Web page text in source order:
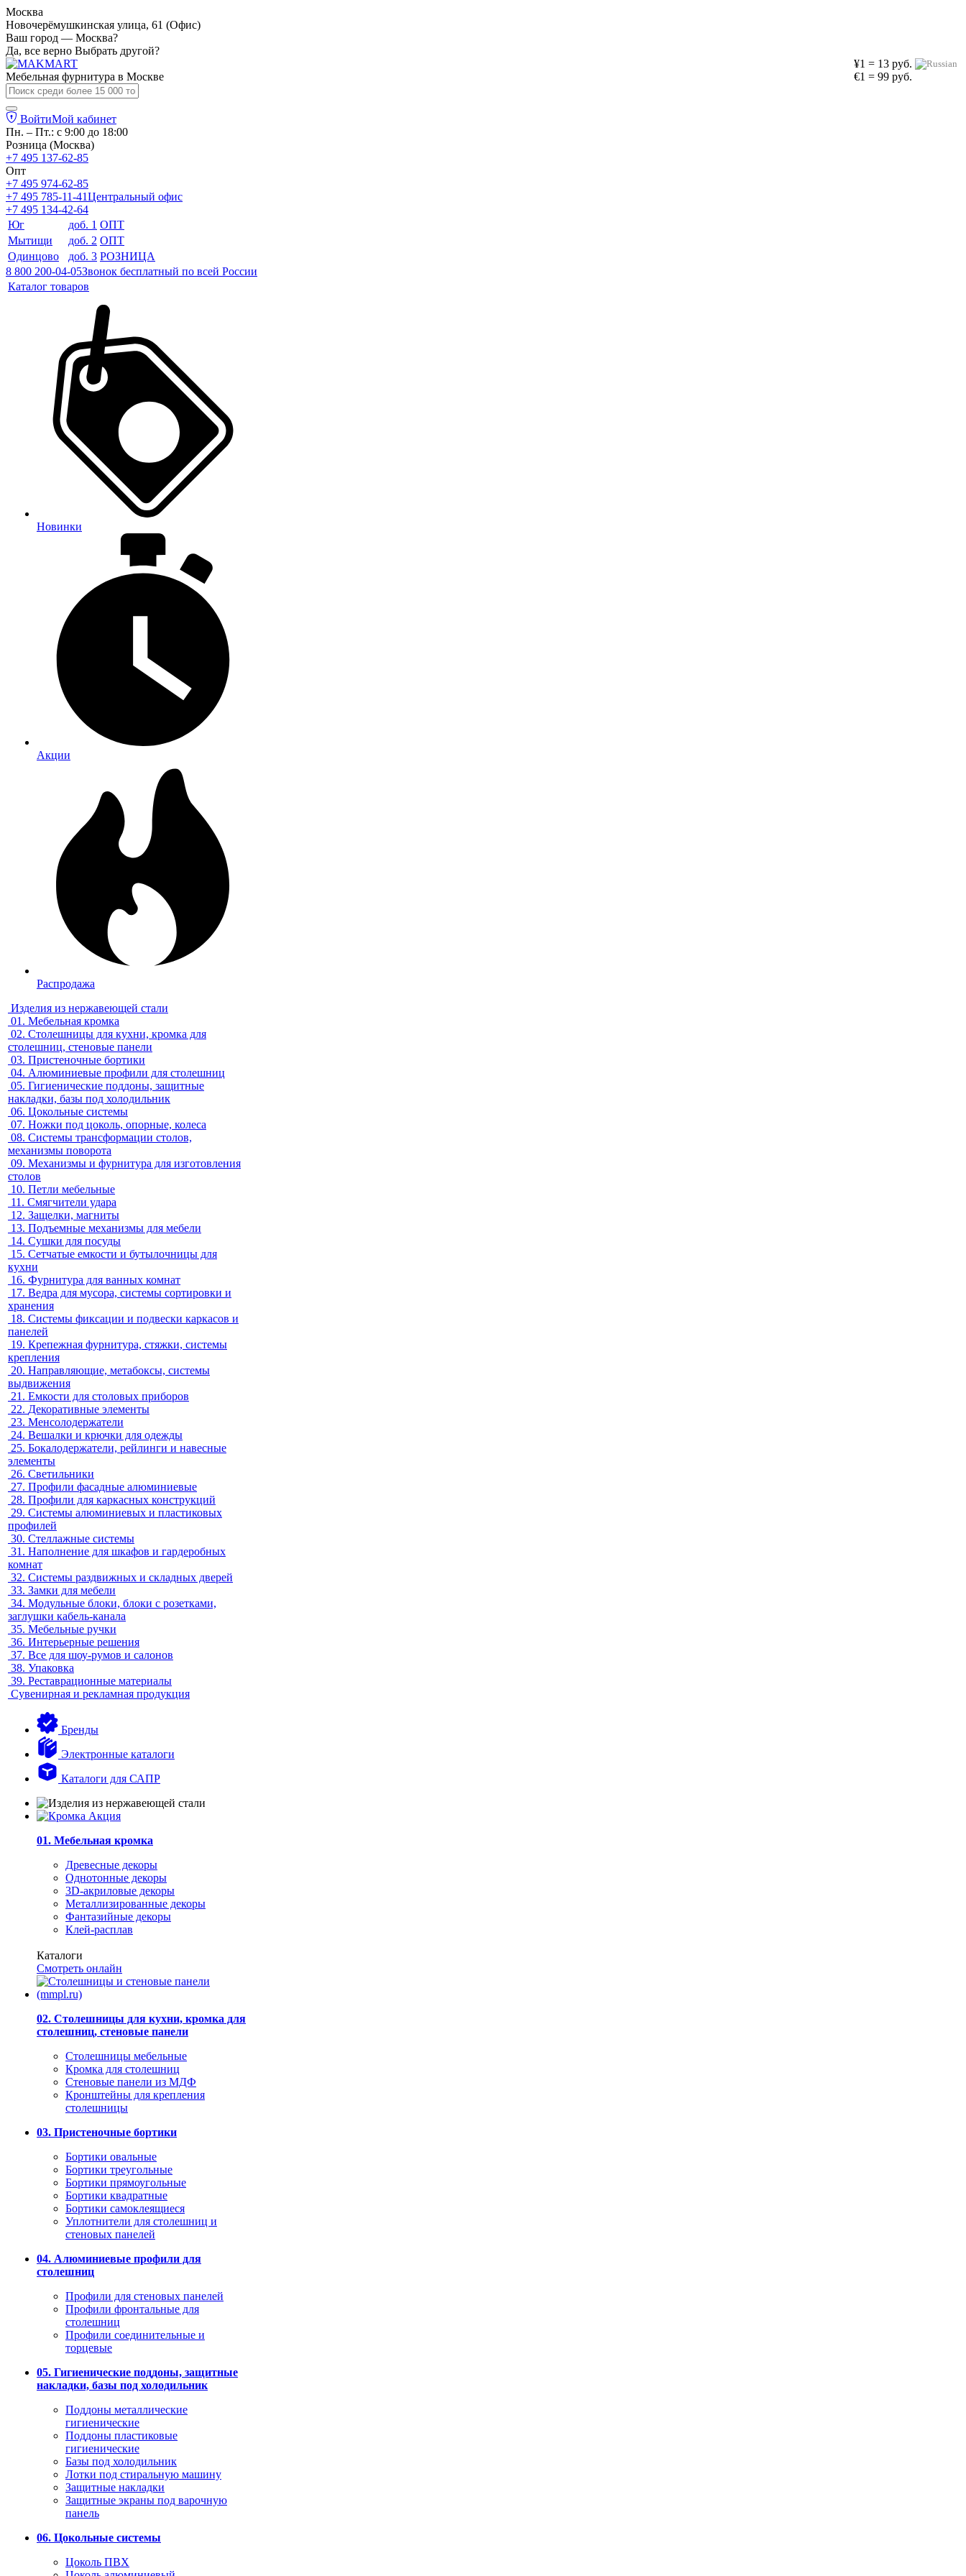
Москва
Новочерёмушкинская улица, 61 (Офис)
Ваш город — Москва?
Да, все верно Выбрать другой?
¥1 = 13 руб.
€1 = 99 руб.
Мебельная фурнитура в Москве
ВойтиМой кабинет
Пн. – Пт.: с 9:00 до 18:00
Розница (Москва)
+7 495 137-62-85
Опт
+7 495 974-62-85
+7 495 785-11-41Центральный офис
+7 495 134-42-64
Юг
доб. 1 ОПТ
Мытищи
доб. 2 ОПТ
Одинцово
доб. 3 РОЗНИЦА
8 800 200-04-05Звонок бесплатный по всей России
Каталог товаров
Новинки
Акции
Распродажа
Изделия из нержавеющей стали
01. Мебельная кромка
02. Столешницы для кухни, кромка для
столешниц, стеновые панели
03. Пристеночные бортики
04. Алюминиевые профили для столешниц
05. Гигиенические поддоны, защитные
накладки, базы под холодильник
06. Цокольные системы
07. Ножки под цоколь, опорные, колеса
08. Системы трансформации столов,
механизмы поворота
09. Механизмы и фурнитура для изготовления
столов
10. Петли мебельные
11. Смягчители удара
12. Защелки, магниты
13. Подъемные механизмы для мебели
14. Сушки для посуды
15. Сетчатые емкости и бутылочницы для
кухни
16. Фурнитура для ванных комнат
17. Ведра для мусора, системы сортировки и
хранения
18. Системы фиксации и подвески каркасов и
панелей
19. Крепежная фурнитура, стяжки, системы
крепления
20. Направляющие, метабоксы, системы
выдвижения
21. Емкости для столовых приборов
22. Декоративные элементы
23. Менсолодержатели
24. Вешалки и крючки для одежды
25. Бокалодержатели, рейлинги и навесные
элементы
26. Светильники
27. Профили фасадные алюминиевые
28. Профили для каркасных конструкций
29. Системы алюминиевых и пластиковых
профилей
30. Стеллажные системы
31. Наполнение для шкафов и гардеробных
комнат
32. Системы раздвижных и складных дверей
33. Замки для мебели
34. Модульные блоки, блоки с розетками,
заглушки кабель-канала
35. Мебельные ручки
36. Интерьерные решения
37. Все для шоу-румов и салонов
38. Упаковка
39. Реставрационные материалы
Сувенирная и рекламная продукция
Бренды
Электронные каталоги
Каталоги для САПР
01. Мебельная кромка
Древесные декоры
Однотонные декоры
3D-акриловые декоры
Металлизированные декоры
Фантазийные декоры
Клей-расплав
Каталоги
Смотреть онлайн
02. Столешницы для кухни, кромка для
столешниц, стеновые панели
Столешницы мебельные
Кромка для столешниц
Стеновые панели из МДФ
Кронштейны для крепления
столешницы
03. Пристеночные бортики
Бортики овальные
Бортики треугольные
Бортики прямоугольные
Бортики квадратные
Бортики самоклеящиеся
Уплотнители для столешниц и
стеновых панелей
04. Алюминиевые профили для
столешниц
Профили для стеновых панелей
Профили фронтальные для
столешниц
Профили соединительные и
торцевые
05. Гигиенические поддоны, защитные
накладки, базы под холодильник
Поддоны металлические
гигиенические
Поддоны пластиковые
гигиенические
Базы под холодильник
Лотки под стиральную машину
Защитные накладки
Защитные экраны под варочную
панель
06. Цокольные системы
Цоколь ПВХ